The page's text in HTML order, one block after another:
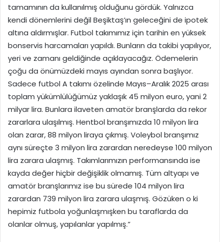
tamamının da kullanılmış olduğunu gördük. Yalnızca
kendi dönemlerini değil Beşiktaş’ın geleceğini de ipotek
altına aldırmışlar. Futbol takımımız için tarihin en yüksek
bonservis harcamaları yapıldı. Bunların da takibi yapılıyor,
yeri ve zamanı geldiğinde açıklayacağız. Ödemelerin
çoğu da önümüzdeki mayıs ayından sonra başlıyor.
Sadece futbol A takımı özelinde Mayıs–Aralık 2025 arası
toplam yükümlülüğümüz yaklaşık 45 milyon euro, yani 2
milyar lira. Bunlara ilaveten amatör branşlarda da rekor
zararlara ulaşılmış. Hentbol branşımızda 10 milyon lira
olan zarar, 88 milyon liraya çıkmış. Voleybol branşımız
aynı süreçte 3 milyon lira zarardan neredeyse 100 milyon
lira zarara ulaşmış. Takımlarımızın performansında ise
kayda değer hiçbir değişiklik olmamış. Tüm altyapı ve
amatör branşlarımız ise bu sürede 104 milyon lira
zarardan 739 milyon lira zarara ulaşmış. Gözüken o ki
hepimiz futbola yoğunlaşmışken bu taraflarda da
olanlar olmuş, yapılanlar yapılmış.”